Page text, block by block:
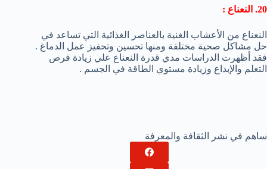
20. النعناع :
النعناع من الأعشاب الغنية بالعناصر الغذائية التي تساعد في
حل مشاكل صحية مختلفة ومنها تحسين وتحفيز عمل الدماغ .
فقد أظهرت الدراسات مدي قدرة النعناع علي زيادة فرص
التعلم والإبداع وزيادة مستوي الطاقة في الجسم .
ساهم في نشر الثقافة والمعرفة